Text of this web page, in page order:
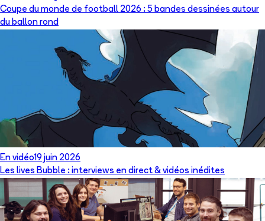
Coupe du monde de football 2026 : 5 bandes dessinées autour
du ballon rond
En vidéo19 juin 2026
Les lives Bubble : interviews en direct & vidéos inédites